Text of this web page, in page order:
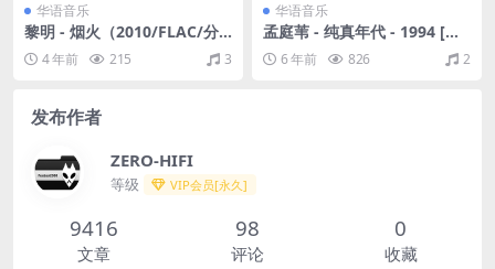
华语音乐
黎明 - 烟火（2010/FLAC/分
轨/782M）
4 年前 215 3
华语音乐
孟庭苇 - 纯真年代 - 1994 [上
华首版] (WAV+CUE/整轨/504
M)6 年前 826 2
发布作者
ZERO-HIFI
等级 VIP会员[永久]
9416
文章
98
评论
0
收藏